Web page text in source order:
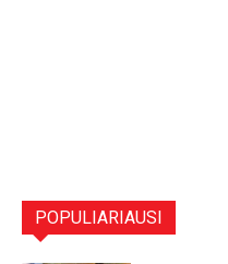
POPULIARIAUSI